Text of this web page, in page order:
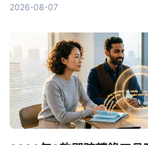
2026-08-07